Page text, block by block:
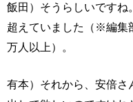
飯田）そうらしいですね
超えていました（※編集
万人以上）。
有本）それから、安倍さ